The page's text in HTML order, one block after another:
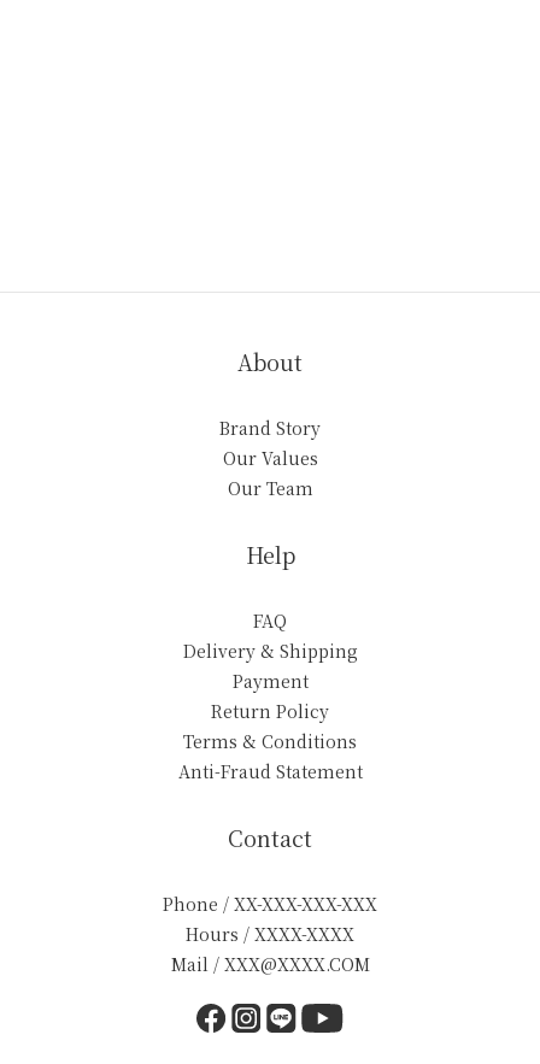
About
Brand Story
Our Values
Our Team
Help
FAQ
Delivery & Shipping
Payment
Return Policy
Terms & Conditions
Anti-Fraud Statement
Contact
Phone / XX-XXX-XXX-XXX
Hours / XXXX-XXXX
Mail / XXX@XXXX.COM